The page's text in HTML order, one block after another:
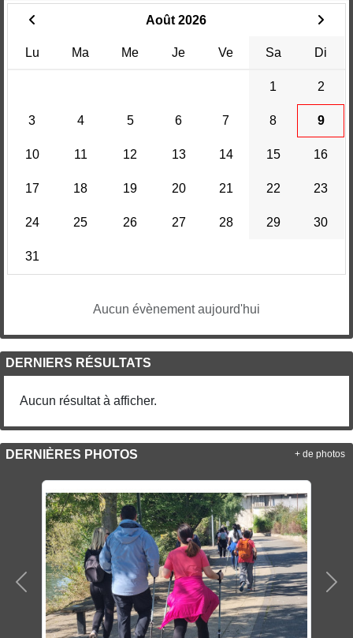
Août 2026
Lu Ma Me Je Ve Sa Di
1 2
3 4 5 6 7 8 9
10 11 12 13 14 15 16
17 18 19 20 21 22 23
24 25 26 27 28 29 30
31
Aucun évènement aujourd'hui
DERNIERS RÉSULTATS
Aucun résultat à afficher.
DERNIÈRES PHOTOS
Précedent
+ de photos